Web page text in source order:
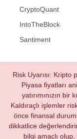
CryptoQuant
IntoTheBlock
Santiment
Risk Uyarısı: Kripto
Piyasa fiyatları
yatırımınızın bir
Kaldıraçlı işlemler
önce finansal
dikkatlice
bilgi amaçlı